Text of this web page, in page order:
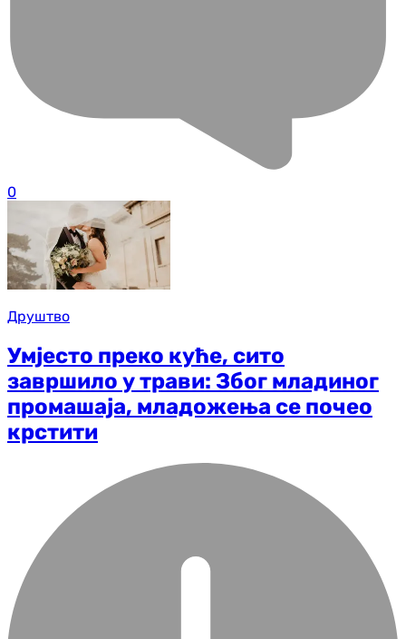
0
Друштво
Умјесто преко куће, сито
завршило у трави: Због младиног
промашаја, младожења се почео
крстити